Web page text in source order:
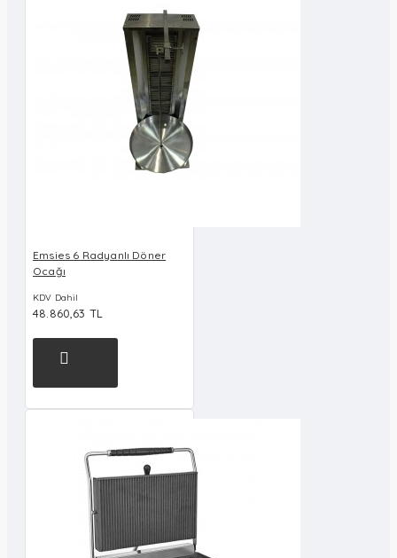
Emsies 6 Radyanlı Döner
Ocağı
KDV Dahil
48.860,63 TL